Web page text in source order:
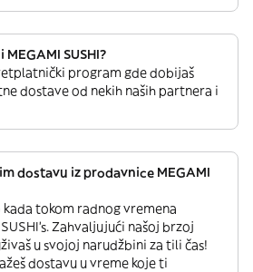
SUSHI?
program gde dobijaš
dostave od nekih naših partnera i
dostavu iz prodavnice MEGAMI
kada tokom radnog vremena
Zahvaljujući našoj brzoj
u svojoj narudžbini za tili čas!
dostavu u vreme koje ti